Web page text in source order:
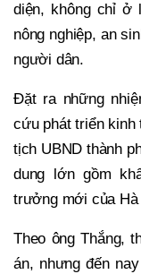
diện, không chỉ ở
nông nghiệp, an
người dân.
Đặt ra những
cứu phát triển kinh
tịch UBND thành
dung lớn gồm
trưởng mới của Hà
Theo ông Thắng,
án, nhưng đến